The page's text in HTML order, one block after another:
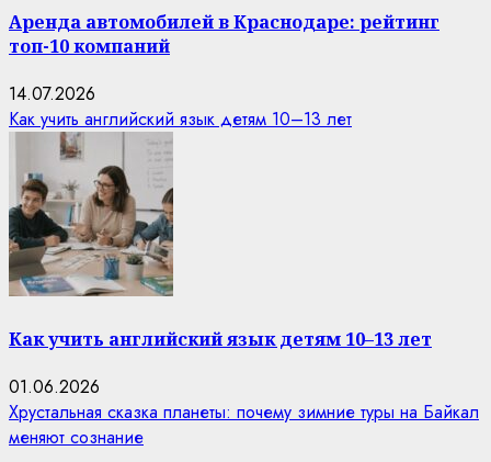
Аренда автомобилей в Краснодаре: рейтинг
топ-10 компаний
14.07.2026
Как учить английский язык детям 10–13 лет
Как учить английский язык детям 10–13 лет
01.06.2026
Хрустальная сказка планеты: почему зимние туры на Байкал
меняют сознание